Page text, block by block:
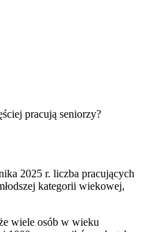
pracują seniorzy?
2025 r. liczba pracujących
kategorii wiekowej,
wiele osób w wieku